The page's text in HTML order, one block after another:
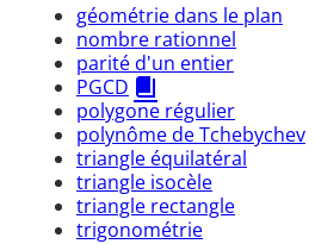
géométrie dans le plan
nombre rationnel
parité d'un entier
PGCD
polygone régulier
polynôme de Tchebychev
triangle équilatéral
triangle isocèle
triangle rectangle
trigonométrie